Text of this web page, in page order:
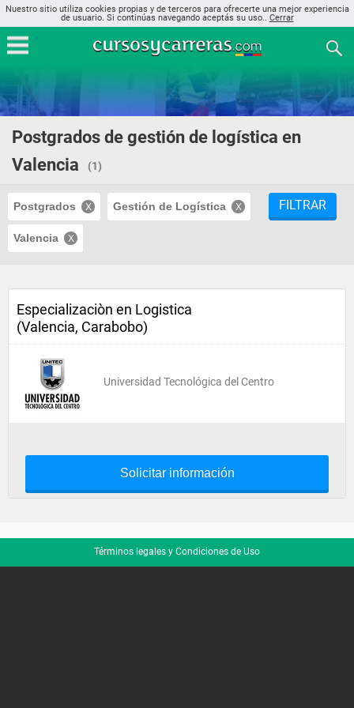
Nuestro sitio utiliza cookies propias y de terceros para ofrecerte una mejor experiencia
de usuario. Si continúas navegando aceptás su uso.. Cerrar
Postgrados de gestión de logística en
Valencia
(1)
Postgrados Gestión de Logística
Valencia
FILTRAR
Especializaciòn en Logistica
(Valencia, Carabobo)
Universidad Tecnológica del Centro
Solicitar información
Términos legales y Condiciones de Uso